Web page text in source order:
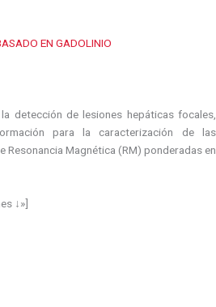
EN GADOLINIO
detección de lesiones hepáticas focales,
para la caracterización de las
Resonancia Magnética (RM) ponderadas en
↓»]